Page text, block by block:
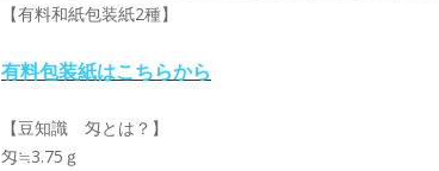
【有料和紙包装紙2種】
有料包装紙はこちらから
【豆知識 匁とは？】
匁≒3.75ｇ